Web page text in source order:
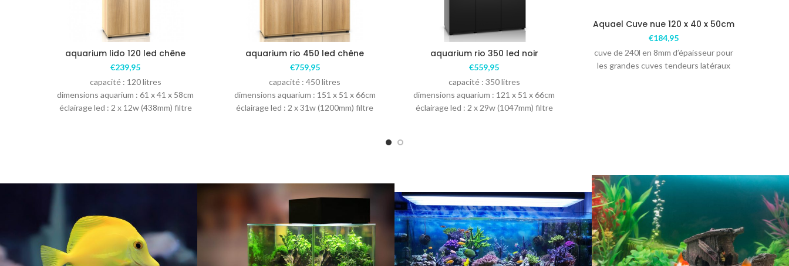
aquarium lido 120 led chêne
€239,95
capacité : 120 litres
dimensions aquarium : 61 x 41 x 58cm
éclairage led : 2 x 12w (438mm) filtre
aquarium rio 450 led chêne
€759,95
capacité : 450 litres
dimensions aquarium : 151 x 51 x 66cm
éclairage led : 2 x 31w (1200mm) filtre
aquarium rio 350 led noir
€559,95
capacité : 350 litres
dimensions aquarium : 121 x 51 x 66cm
éclairage led : 2 x 29w (1047mm) filtre
Aquael Cuve nue 120 x 40 x 50cm
€184,95
cuve de 240l en 8mm d’épaisseur pour
les grandes cuves tendeurs latéraux